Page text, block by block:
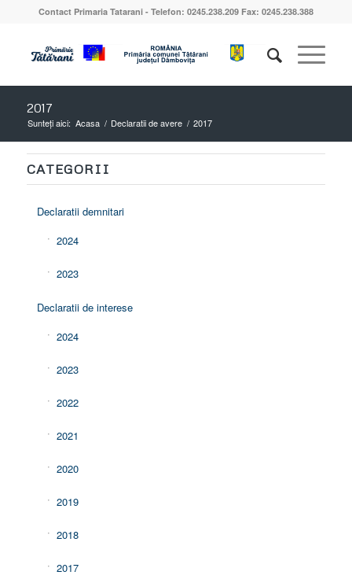
Contact Primaria Tatarani - Telefon: 0245.238.209 Fax: 0245.238.388
2017
Sunteți aici: Acasa / Declaratii de avere / 2017
CATEGORII
Declaratii demnitari
2024
2023
Declaratii de interese
2024
2023
2022
2021
2020
2019
2018
2017